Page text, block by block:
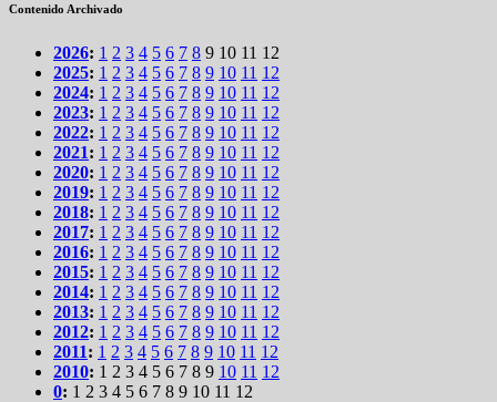
Contenido Archivado
2026: 1 2 3 4 5 6 7 8 9 10 11 12
2025: 1 2 3 4 5 6 7 8 9 10 11 12
2024: 1 2 3 4 5 6 7 8 9 10 11 12
2023: 1 2 3 4 5 6 7 8 9 10 11 12
2022: 1 2 3 4 5 6 7 8 9 10 11 12
2021: 1 2 3 4 5 6 7 8 9 10 11 12
2020: 1 2 3 4 5 6 7 8 9 10 11 12
2019: 1 2 3 4 5 6 7 8 9 10 11 12
2018: 1 2 3 4 5 6 7 8 9 10 11 12
2017: 1 2 3 4 5 6 7 8 9 10 11 12
2016: 1 2 3 4 5 6 7 8 9 10 11 12
2015: 1 2 3 4 5 6 7 8 9 10 11 12
2014: 1 2 3 4 5 6 7 8 9 10 11 12
2013: 1 2 3 4 5 6 7 8 9 10 11 12
2012: 1 2 3 4 5 6 7 8 9 10 11 12
2011: 1 2 3 4 5 6 7 8 9 10 11 12
2010: 1 2 3 4 5 6 7 8 9 10 11 12
0: 1 2 3 4 5 6 7 8 9 10 11 12